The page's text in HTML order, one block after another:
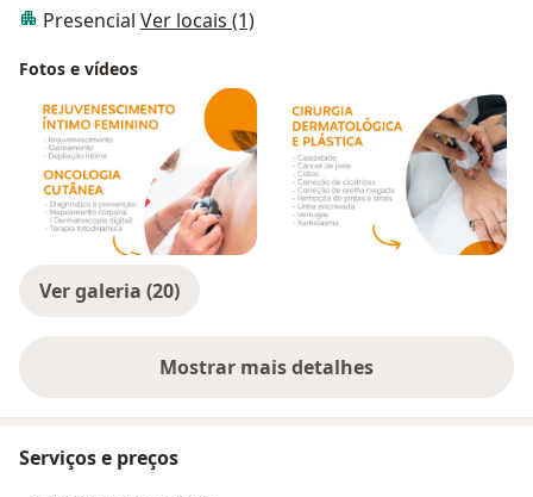
Presencial Ver locais (1)
Fotos e vídeos
Ver galeria (20)
Mostrar mais detalhes
sobre a experiência
Serviços e preços